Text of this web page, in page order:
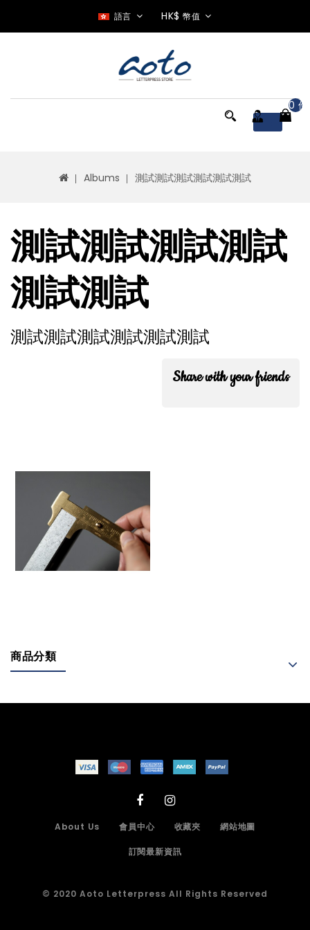
語言 HK$ 幣值
0
Albums 測試測試測試測試測試測試
測試測試測試測試
測試測試
測試測試測試測試測試測試
Share with your friends
商品分類
About Us 會員中心 收藏夾 網站地圖
訂閱最新資訊
© 2020 Aoto Letterpress All Rights Reserved